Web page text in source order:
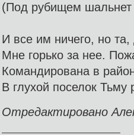
(Под рубищем
И все им ничего, но
Мне горько за нее.
Командирована в
В глухой поселок Тьму
Отредактировано